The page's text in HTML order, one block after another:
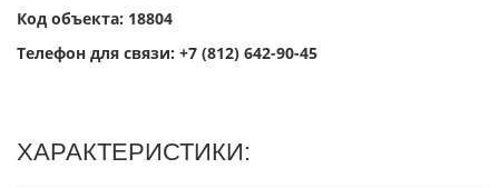
Код объекта: 18804
Телефон для связи: +7 (812) 642-90-45
ХАРАКТЕРИСТИКИ: